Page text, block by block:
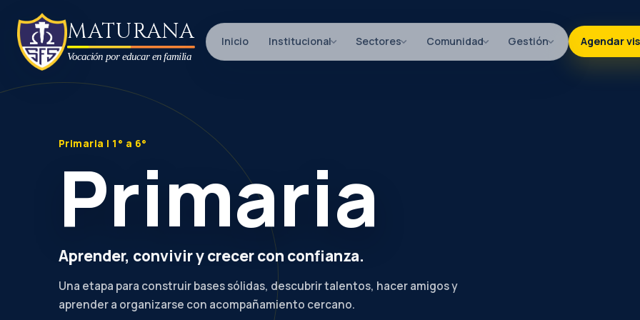
MATURANA
Vocación por educar en familia
Inicio Institucional Sectores Comunidad Gestión Agendar
Primaria | 1° a 6°
Primaria
Aprender, convivir y crecer con confianza.
Una etapa para construir bases sólidas, descubrir talentos, hacer amigos y
aprender a organizarse con acompañamiento cercano.